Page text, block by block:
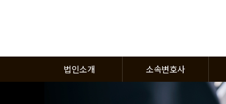
법인소개 소속변호사